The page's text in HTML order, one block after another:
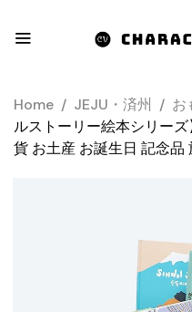
Home / JEJU・済州 / お
ルストーリー絵本シリー
貨 お土産 お誕生日 記念品